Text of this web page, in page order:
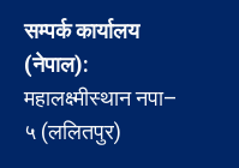
सम्पर्क कार्यालय
(नेपाल):
महालक्ष्मीस्थान नपा–
५ (ललितपुर)